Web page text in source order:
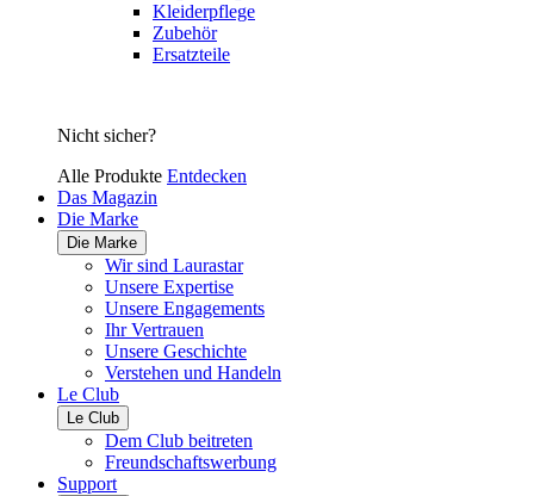
Kleiderpflege
Zubehör
Ersatzteile
Nicht sicher?
Alle Produkte Entdecken
Das Magazin
Die Marke
Die Marke
Wir sind Laurastar
Unsere Expertise
Unsere Engagements
Ihr Vertrauen
Unsere Geschichte
Verstehen und Handeln
Le Club
Le Club
Dem Club beitreten
Freundschaftswerbung
Support